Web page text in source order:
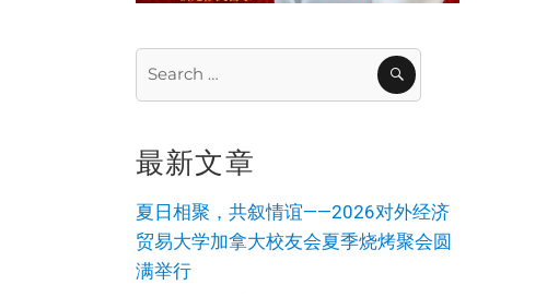
SEARCH
最新文章
夏日相聚，共叙情谊——2026对外经济
贸易大学加拿大校友会夏季烧烤聚会圆
满举行